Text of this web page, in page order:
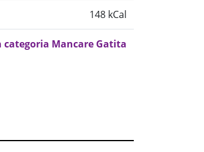
148 kCal
Mancare Gatita